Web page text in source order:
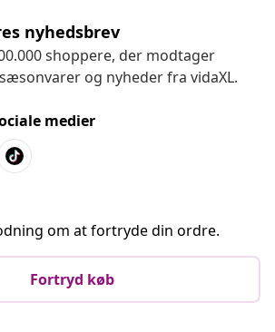
nyhedsbrev
shoppere, der modtager
og nyheder fra vidaXL.
medier
om at fortryde din ordre.
Fortryd køb